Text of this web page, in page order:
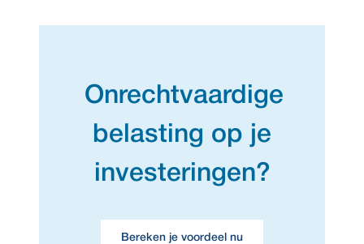
Onrechtvaardige
belasting op je
investeringen?
Bereken je voordeel nu